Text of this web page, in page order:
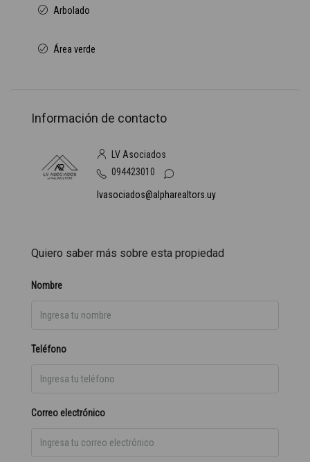
Arbolado
Área verde
Información de contacto
LV Asociados
094423010
lvasociados@alpharealtors.uy
Quiero saber más sobre esta propiedad
Nombre
Teléfono
Correo electrónico